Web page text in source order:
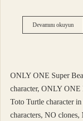
Devamını okuyunEn
ONLY ONE Super
character, ONLY
Toto Turtle character
characters, NO clones,